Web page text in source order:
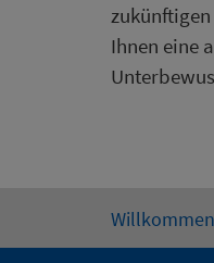
Ihnen eine
Willkommen